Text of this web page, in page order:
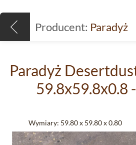
Producent: Paradyż
Paradyż
59.8x59.8x0.8
Wymiary: 59.80 x 59.80 x 0.80